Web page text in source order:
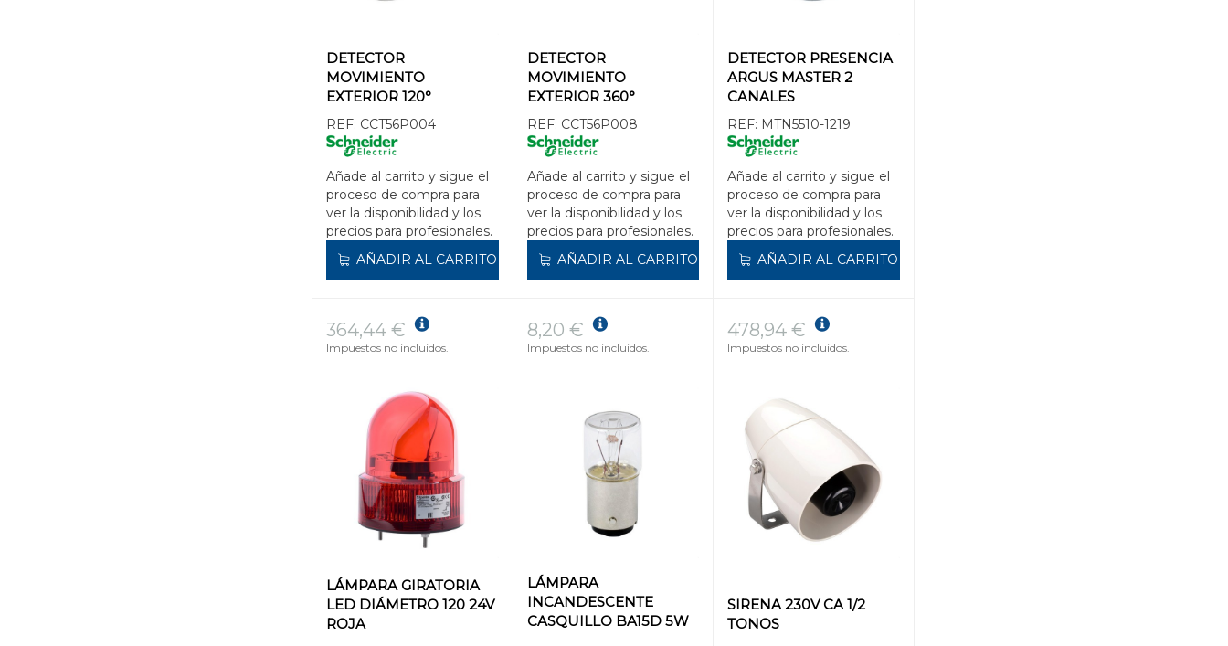
DETECTOR
MOVIMIENTO
EXTERIOR 120°
REF: CCT56P004
Añade al carrito y sigue el
proceso de compra para
ver la disponibilidad y los
precios para profesionales.
AÑADIR AL CARRITO
DETECTOR
MOVIMIENTO
EXTERIOR 360°
REF: CCT56P008
Añade al carrito y sigue el
proceso de compra para
ver la disponibilidad y los
precios para profesionales.
AÑADIR AL CARRITO
DETECTOR PRESENCIA
ARGUS MASTER 2
CANALES
REF: MTN5510-1219
Añade al carrito y sigue el
proceso de compra para
ver la disponibilidad y los
precios para profesionales.
AÑADIR AL CARRITO
LÁMPARA GIRATORIA
LED DIÁMETRO 120 24V
ROJA
364,44 €
Impuestos no incluidos.
LÁMPARA
INCANDESCENTE
CASQUILLO BA15D 5W
8,20 €
Impuestos no incluidos.
SIRENA 230V CA 1/2
TONOS
478,94 €
Impuestos no incluidos.